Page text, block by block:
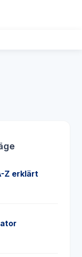
Z erklärt